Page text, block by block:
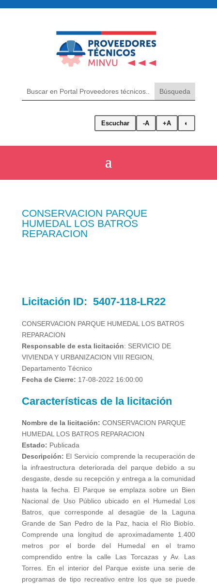
Escuchar -A +A ◐
CONSERVACION PARQUE
HUMEDAL LOS BATROS
REPARACION
Licitación ID: 5407-118-LR22
CONSERVACION PARQUE HUMEDAL LOS BATROS
REPARACION
Responsable de esta licitación: SERVICIO DE
VIVIENDA Y URBANIZACION VIII REGION,
Departamento Técnico
Fecha de Cierre: 17-08-2022 16:00:00
Características de la licitación
Nombre de la licitación: CONSERVACION PARQUE
HUMEDAL LOS BATROS REPARACION
Estado: Publicada
Descripción: El Servicio comprende la recuperación de
la infraestructura deteriorada del parque debido a su
desgaste, desde su recepción y entrega a la comunidad
hasta la fecha. El Parque se emplaza sobre un Bien
Nacional de Uso Público ubicado en el Humedal Los
Batros, que corresponde al desagüe de la Laguna
Grande de San Pedro de la Paz, hacia el Rio Biobío.
Comprende una longitud de aproximadamente 1.400
metros por el borde del Humedal en el tramo
comprendido entre la calle Las Torcazas y Av. Las
Torres. En el interior del Parque existe una serie de
programas de tipo recreativo entre los que se puede